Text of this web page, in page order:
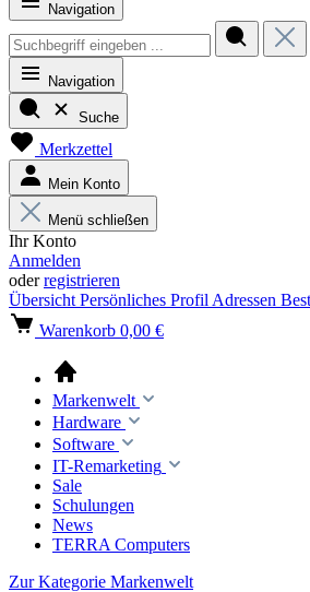
Navigation
Navigation
Suche
Merkzettel
Mein Konto
Menü schließen
Ihr Konto
Anmelden
oderregistrieren
Übersicht Persönliches Profil Adressen
Warenkorb 0,00 €
Markenwelt
Hardware
Software
IT-Remarketing
Sale
Schulungen
News
TERRA Computers
Zur Kategorie Markenwelt